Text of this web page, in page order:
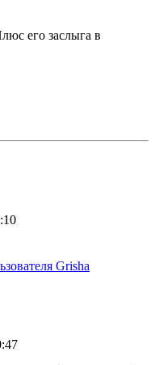
его заслыга в
Grisha